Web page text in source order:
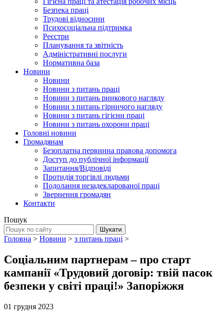
Безпека праці
Трудові відносини
Психосоціальна підтримка
Реєстри
Планування та звітність
Адміністративні послуги
Нормативна база
Новини
Новини
Новини з питань праці
Новини з питань ринкового нагляду
Новини з питань гірничого нагляду
Новини з питань гігієни праці
Новини з питань охорони праці
Головні новини
Громадянам
Безоплатна первинна правова допомога
Доступ до публічної інформації
Запитання/Відповіді
Протидія торгівлі людьми
Подолання незадекларованої праці
Звернення громадян
Контакти
Пошук
Головна > Новини > з питань праці >
Соціальним партнерам – про старт
кампанії «Трудовий договір: твій пасок
безпеки у світі праці!» Запоріжжя
01 грудня 2023